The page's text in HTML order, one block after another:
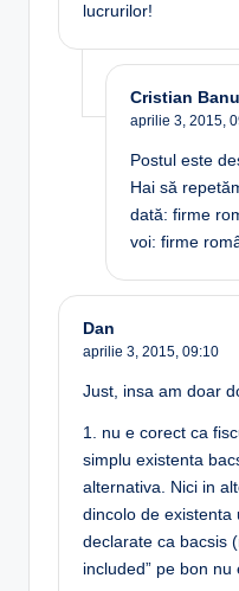
lucrurilor!
Cristian Banu
aprilie 3, 2015,
Postul este
Hai să
dată: firme
voi: firme
Dan
aprilie 3, 2015, 09:10
Just, insa am doar
1. nu e corect ca
simplu existenta
alternativa. Nici in
dincolo de existenta
declarate ca bacsis
included” pe bon